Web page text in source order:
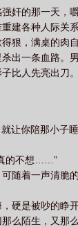
年代 陆峰 重生八
十年代路苒
奸的那一天，
建各种人际关
狠，满桌的肉
出一条血路。
比人先亮出刀
、遭嫂子设局
时代的浪潮里
倒爷、小商店
性秤杆上颤动
代底牌的老灵魂
大哥，只有把
，却困不住看
让你陪那小子
的不想……”
随着一声清脆
硬是被吵的睁开
么陌生，又那么